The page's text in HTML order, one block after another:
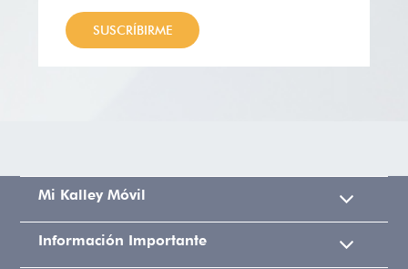
Mi Kalley Móvil
Información Importante